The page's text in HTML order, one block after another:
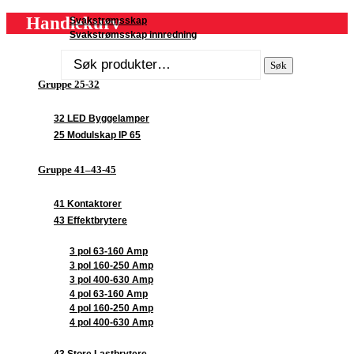
Svakstrømsskap
Svakstrømsskap innredning
Gruppe 25-32
32 LED Byggelamper
25 Modulskap IP 65
Gruppe 41–43-45
41 Kontaktorer
43 Effektbrytere
3 pol 63-160 Amp
3 pol 160-250 Amp
3 pol 400-630 Amp
4 pol 63-160 Amp
4 pol 160-250 Amp
4 pol 400-630 Amp
Handlekurv
etter:
Søk